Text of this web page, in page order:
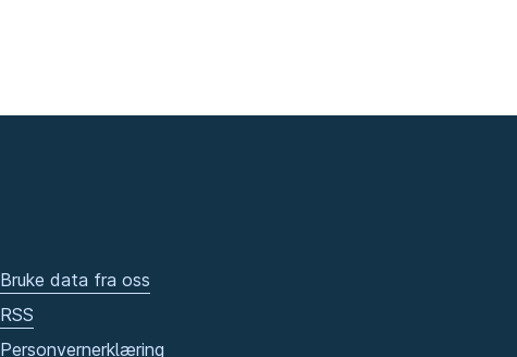
Bruke data fra oss
RSS
Personvernerklæring